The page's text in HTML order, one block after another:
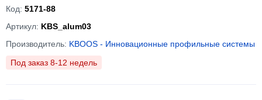
Код: 5171-88
Артикул: KBS_alum03
Производитель: KBOOS - Инновационные профильные системы
Под заказ 8-12 недель